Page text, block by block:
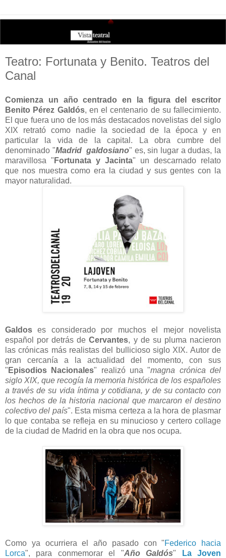
Teatro: Fortunata y Benito. Teatros del
Canal
Comienza un año centrado en la figura del escritor
Benito Pérez Galdós, en el centenario de su fallecimiento.
El que fuera uno de los más destacados novelistas del siglo
XIX retrató como nadie la sociedad de la época y en
particular la vida de la capital. La obra cumbre del
denominado "Madrid galdosiano" es, sin lugar a dudas, la
maravillosa " Fortunata y Jacinta" un descarnado relato
que nos muestra como era la ciudad y sus gentes con la
mayor naturalidad.
Galdos es considerado por muchos el mejor novelista
español por detrás deCervantes, y de su pluma nacieron
las crónicas más realistas del bullicioso siglo XIX. Autor de
gran cercanía a la actualidad del momento, con sus
" Episodios Nacionales" realizó una "magna crónica del
siglo XIX, que recogía la memoria histórica de los españoles
a través de su vida íntima y cotidiana, y de su contacto con
los hechos de la historia nacional que marcaron el destino
colectivo del país". Esta misma certeza a la hora de plasmar
lo que contaba se refleja en su minucioso y certero collage
de la ciudad de Madrid en la obra que nos ocupa.
Como ya ocurriera el año pasado con "Federico hacia
Lorca", para conmemorar el "Año Galdós"
La Joven